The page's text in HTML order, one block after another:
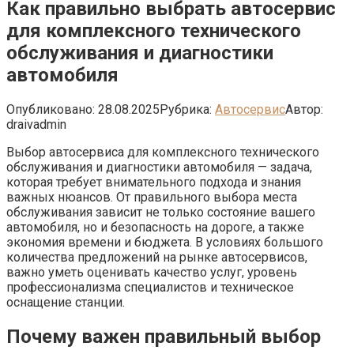
Как правильно выбрать автосервис
для комплексного технического
обслуживания и диагностики
автомобиля
Опубликовано: 28.08.2025Рубрика: АвтосервисАвтор:
draivadmin
Выбор автосервиса для комплексного технического
обслуживания и диагностики автомобиля — задача,
которая требует внимательного подхода и знания
важных нюансов. От правильного выбора места
обслуживания зависит не только состояние вашего
автомобиля, но и безопасность на дороге, а также
экономия времени и бюджета. В условиях большого
количества предложений на рынке автосервисов,
важно уметь оценивать качество услуг, уровень
профессионализма специалистов и техническое
оснащение станции.
Почему важен правильный выбор